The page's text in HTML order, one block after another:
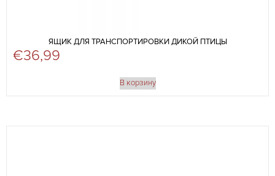
ЯЩИК ДЛЯ ТРАНСПОРТИРОВКИ ДИКОЙ ПТИЦЫ
€36,99
В корзину